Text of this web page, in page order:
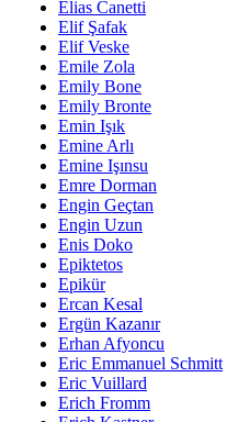
Elias Canetti
Elif Şafak
Elif Veske
Emile Zola
Emily Bone
Emily Bronte
Emin Işık
Emine Arlı
Emine Işınsu
Emre Dorman
Engin Geçtan
Engin Uzun
Enis Doko
Epiktetos
Epikür
Ercan Kesal
Ergün Kazanır
Erhan Afyoncu
Eric Emmanuel Schmitt
Eric Vuillard
Erich Fromm